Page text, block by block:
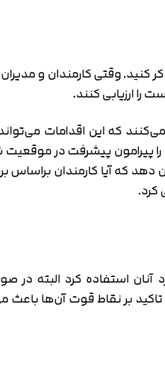
وقتی کارمندان و
را ارزیابی کنند.
که این اقدامات
پیرامون پیشرفت در
که آیا کارمندان براساس
کرد.
استفاده کرد البته در
بر نقاط قوت آن‌ها باعث